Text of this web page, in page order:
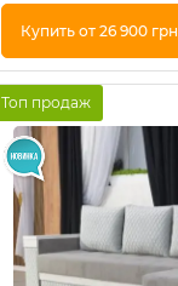
Купить от 26 900 грн
Купить в 1 клик
Топ продаж